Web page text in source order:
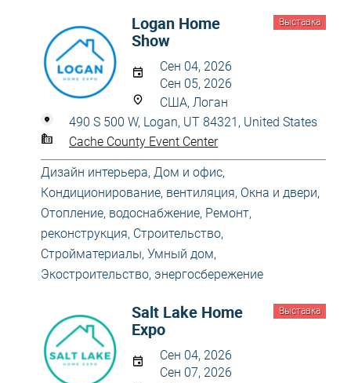
Выставка
Logan Home
Show
Сен 04, 2026
Сен 05, 2026
США, Логан
490 S 500 W, Logan, UT 84321, United States
Cache County Event Center
Дизайн интерьера, Дом и офис,
Кондиционирование, вентиляция, Окна и двери,
Отопление, водоснабжение, Ремонт,
реконструкция, Строительство,
Стройматериалы, Умный дом,
Экостроительство, энергосбережение
Выставка
Salt Lake Home
Expo
Сен 04, 2026
Сен 07, 2026